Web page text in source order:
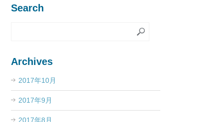
Search
Archives
2017年10月
2017年9月
2017年8月